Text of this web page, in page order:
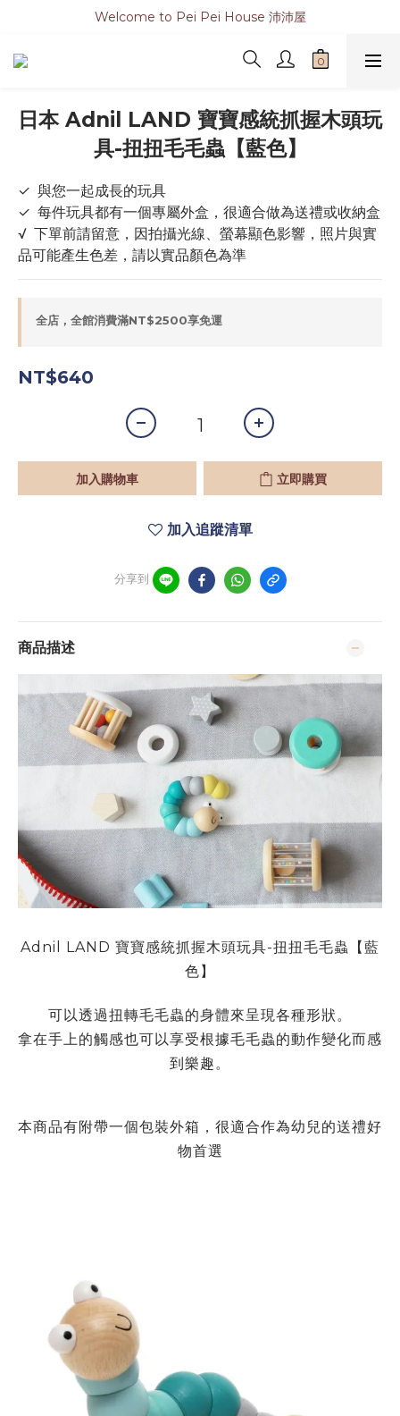
Welcome to Pei Pei House 沛沛屋
日本 Adnil LAND 寶寶感統抓握木頭玩
具-扭扭毛毛蟲【藍色】
✓  與您一起成長的玩具
✓  每件玩具都有一個專屬外盒，很適合做為送禮或收納盒
√  下單前請留意，因拍攝光線、螢幕顯色影響，照片與實
品可能產生色差，請以實品顏色為準
全店，全館消費滿NT$2500享免運
NT$640
加入購物車 立即購買
加入追蹤清單
分享到
商品描述
Adnil LAND 寶寶感統抓握木頭玩具-扭扭毛毛蟲【藍
色】
可以透過扭轉毛毛蟲的身體來呈現各種形狀。
拿在手上的觸感也可以享受根據毛毛蟲的動作變化而感
到樂趣。
本商品有附帶一個包裝外箱，很適合作為幼兒的送禮好
物首選